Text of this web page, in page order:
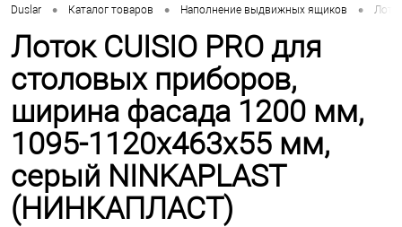
Duslar • Каталог товаров • Наполнение выдвижных ящиков •
Лоток CUISIO PRO для
столовых приборов,
ширина фасада 1200 мм,
1095-1120х463х55 мм,
серый NINKAPLAST
(НИНКАПЛАСТ)